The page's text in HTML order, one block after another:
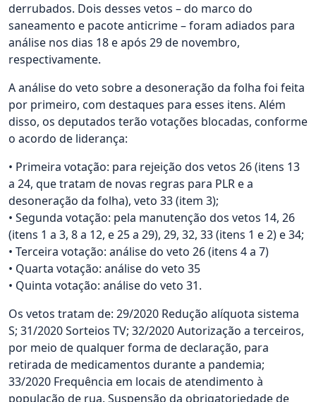
derrubados. Dois desses vetos – do marco do
saneamento e pacote anticrime – foram adiados para
análise nos dias 18 e após 29 de novembro,
respectivamente.
A análise do veto sobre a desoneração da folha foi feita
por primeiro, com destaques para esses itens. Além
disso, os deputados terão votações blocadas, conforme
o acordo de liderança:
• Primeira votação: para rejeição dos vetos 26 (itens 13
a 24, que tratam de novas regras para PLR e a
desoneração da folha), veto 33 (item 3);
• Segunda votação: pela manutenção dos vetos 14, 26
(itens 1 a 3, 8 a 12, e 25 a 29), 29, 32, 33 (itens 1 e 2) e 34;
• Terceira votação: análise do veto 26 (itens 4 a 7)
• Quarta votação: análise do veto 35
• Quinta votação: análise do veto 31.
Os vetos tratam de: 29/2020 Redução alíquota sistema
S; 31/2020 Sorteios TV; 32/2020 Autorização a terceiros,
por meio de qualquer forma de declaração, para
retirada de medicamentos durante a pandemia;
33/2020 Frequência em locais de atendimento à
população de rua. Suspensão da obrigatoriedade de